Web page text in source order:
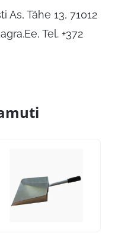
As, Tähe 13, 71012
, Tel. +372